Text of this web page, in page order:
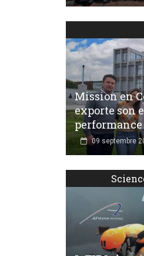
Mission en
exporte son
09 septembre